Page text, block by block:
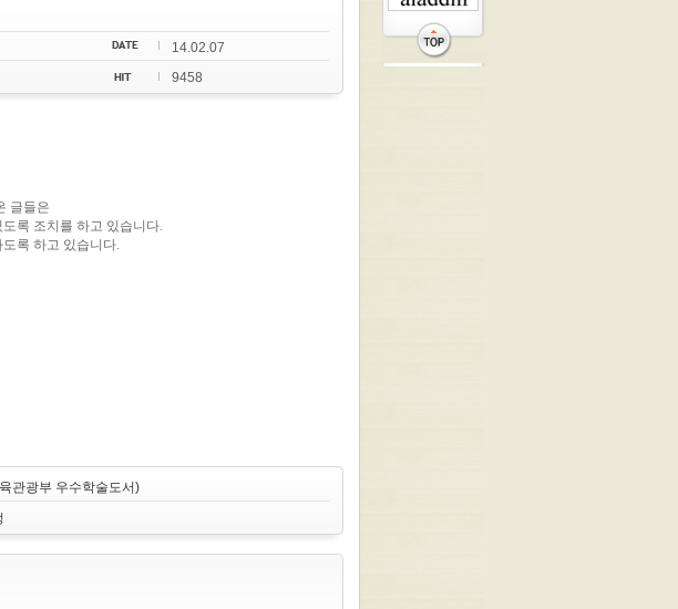
14.02.07
9458
관광부 우수학술도서)